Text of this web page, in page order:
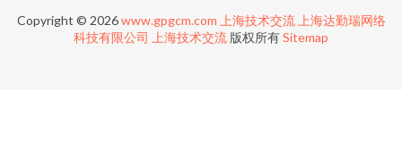
Copyright © 2026www.gpgcm.com 上海技术交流 上海达勤瑞网络
科技有限公司
上海技术交流 版权所有Sitemap